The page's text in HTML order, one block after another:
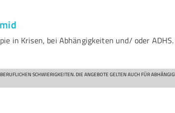
in Krisen, bei Abhängigkeiten und/ oder ADHS.
SCHWIERIGKEITEN. DIE ANGEBOTE GELTEN AUCH FÜR